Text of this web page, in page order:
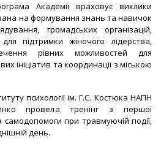
Академії враховує виклики
на формування знань та навичок
громадських організацій,
підтримки жіночого лідерства,
рівних можливостей для
ініціатив та координації з міською
психології ім. Г.С. Костюка НАПН
провела тренінг з першої
самодопомоги при травмуючій події,
день.